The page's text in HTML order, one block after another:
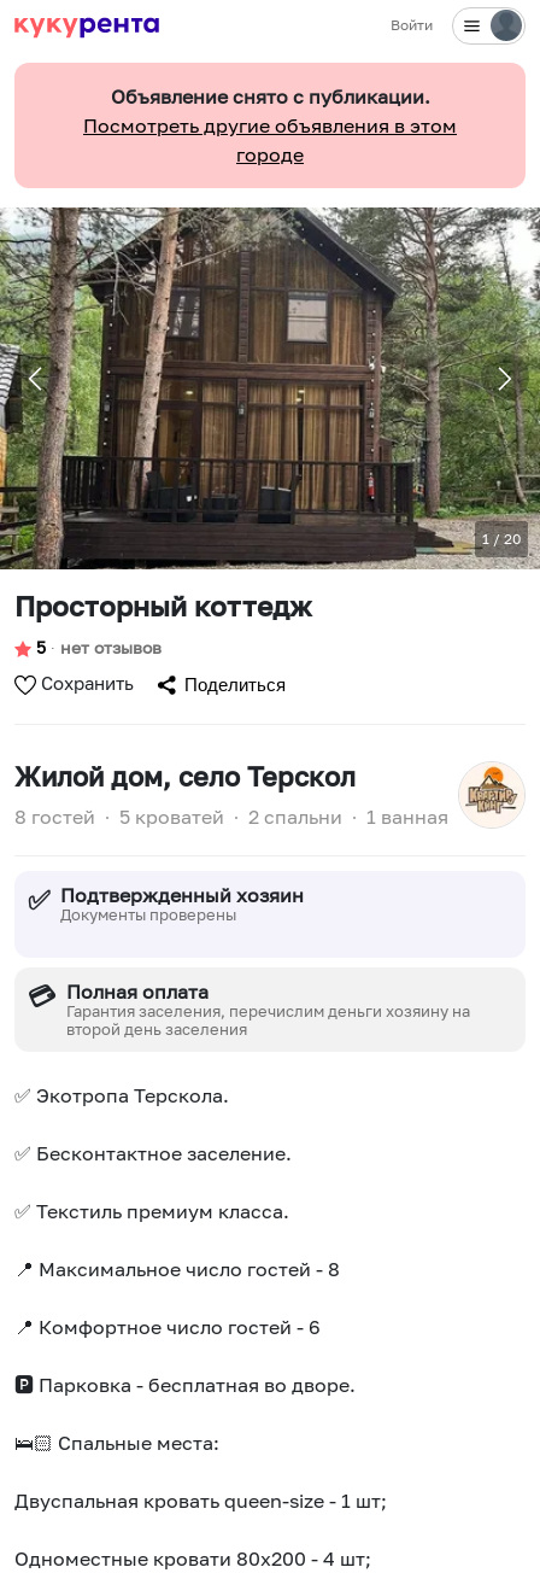
Войти
Объявление снято с публикации.
Посмотреть другие объявления в этом
городе
1 / 20
Просторный коттедж
5 ∙ нет отзывов
Сохранить Поделиться
Жилой дом, село Терскол
8 гостей ∙ 5 кроватей ∙ 2 спальни ∙ 1 ванная
✅ Подтвержденный хозяин
Документы проверены
💳 Полная оплата
Гарантия заселения, перечислим деньги хозяину на
второй день заселения
✅ Экотропа Терскола.
✅ Бесконтактное заселение.
✅ Текстиль премиум класса.
📍 Максимальное число гостей - 8
📍 Комфортное число гостей - 6
🅿️ Парковка - бесплатная во дворе.
🛌🏻 Спальные места:
Двуспальная кровать queen-size - 1 шт;
Одноместные кровати 80х200 - 4 шт;